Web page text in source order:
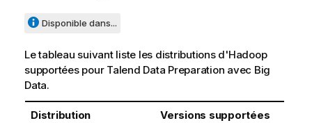
Disponible dans...
Le tableau suivant liste les distributions d'Hadoop
supportées pour Talend Data Preparation avec Big
Data.
Distribution Versions supportées